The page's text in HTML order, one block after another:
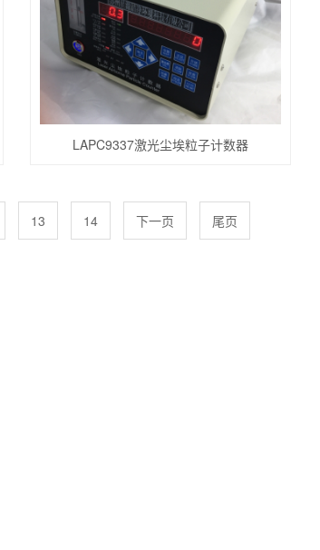
LAPC9337激光尘埃粒子计数器
13 14 下一页 尾页